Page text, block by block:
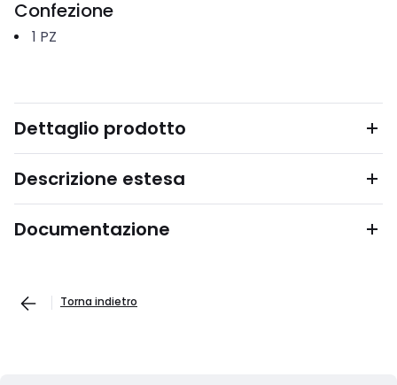
Confezione
1 PZ
Dettaglio prodotto
Descrizione estesa
Documentazione
Torna indietro